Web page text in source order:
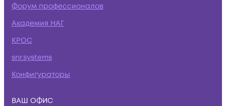
Форум профессионалов
Академия НАГ
КРОС
snr.systems
Конфигураторы
ВАШ ОФИС